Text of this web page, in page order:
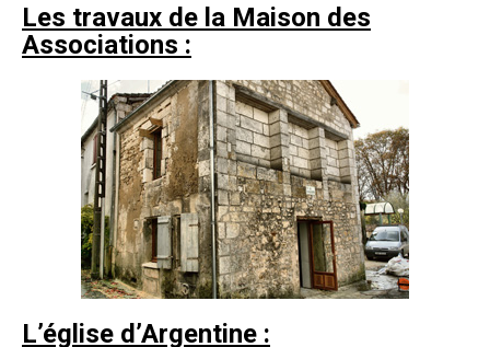
Les travaux de la Maison des
Associations :
L’église d’Argentine :